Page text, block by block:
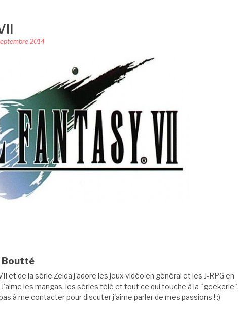
2014
Boutté
et de la série Zelda j'adore les jeux vidéo en général et les J-RPG en
les mangas, les séries télé et tout ce qui touche à la "geekerie".
à me contacter pour discuter j'aime parler de mes passions ! :)